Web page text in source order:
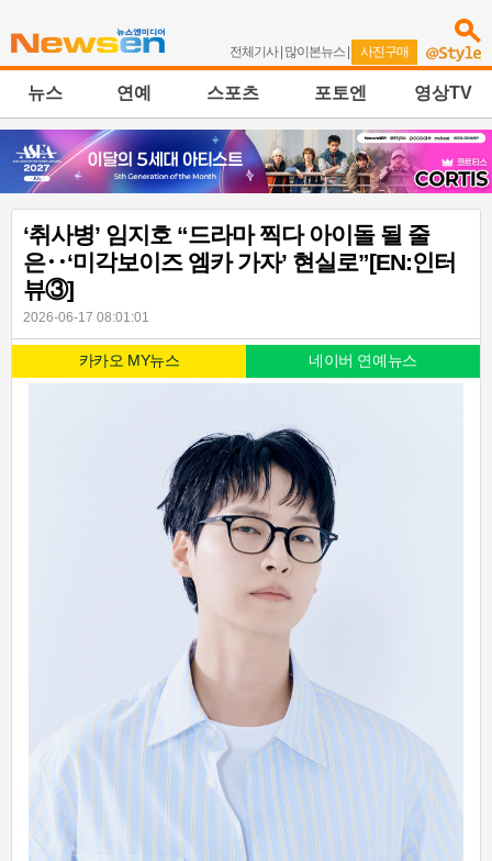
전체기사| 많이본뉴스 | 사진구매
뉴스 연예 스포츠 포토엔 영상TV
‘취사병’ 임지호 “드라마 찍다 아이돌 될 줄
은‥‘미각보이즈 엠카 가자’ 현실로”[EN:인터
뷰③]
2026-06-17 08:01:01
카카오 MY뉴스 네이버 연예뉴스